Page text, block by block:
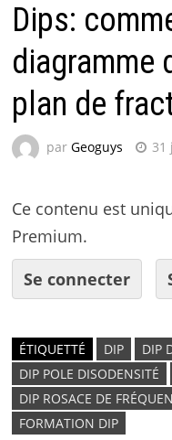
Dips:
diagramme
plan de
par Geoguys 31
Ce contenu est
Premium.
Se connecter
ÉTIQUETTÉ DIP DIP
DIP POLE DISODENSITÉ
DIP ROSACE DE
FORMATION DIP